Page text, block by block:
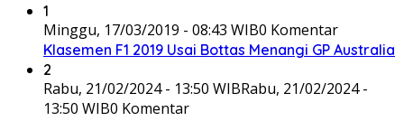
1
Minggu, 17/03/2019 - 08:43 WIB0 Komentar
Klasemen F1 2019 Usai Bottas Menangi GP Australia
2
Rabu, 21/02/2024 - 13:50 WIBRabu, 21/02/2024 -
13:50 WIB0 Komentar